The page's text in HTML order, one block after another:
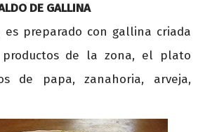
DE GALLINA
preparado con gallina criada
de la zona, el plato
de papa, zanahoria, arveja,